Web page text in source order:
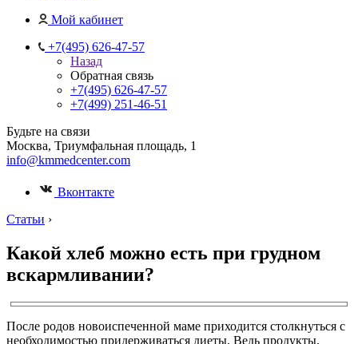
Мой кабинет
+7(495) 626-47-57
Назад
Обратная связь
+7(495) 626-47-57
+7(499) 251-46-51
Будьте на связи
Москва, Триумфальная площадь, 1
info@kmmedcenter.com
Вконтакте
Статьи ›
Какой хлеб можно есть при грудном
вскармливании?
После родов новоиспеченной маме приходится столкнуться с
необходимостью придерживаться диеты. Ведь продукты,